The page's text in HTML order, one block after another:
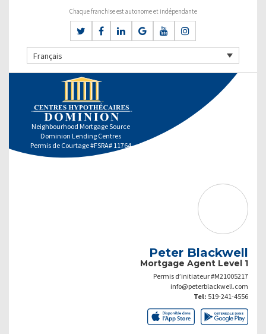
Chaque franchise est autonome et indépendante
Français
Neighbourhood Mortgage Source
Dominion Lending Centres
Permis de Courtage #FSRA# 11764
Peter Blackwell
Mortgage Agent Level 1
Permis d’initiateur #M21005217
info@peterblackwell.com
Tel: 519-241-4556